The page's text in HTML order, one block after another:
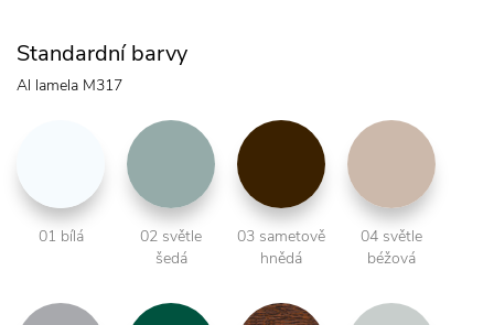
Standardní barvy
Al lamela M317
01 bílá
02 světle
šedá
03 sametově
hnědá
04 světle
béžová